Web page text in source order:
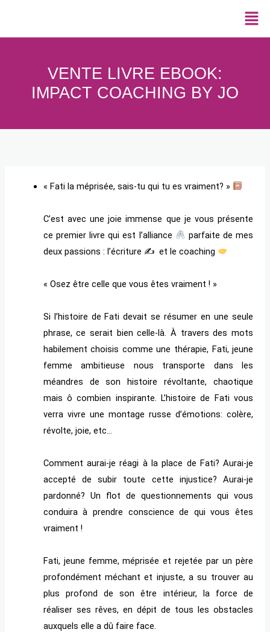
contenu
VENTE LIVRE EBOOK:
IMPACT COACHING BY JO
« Fati la méprisée, sais-tu qui tu es vraiment? »
C’est avec une joie immense que je vous présente
ce premier livre qui est l’alliance
parfaite de mes
deux passions : l’écriture ✍ et le coaching
« Osez être celle que vous êtes vraiment ! »
Si l’histoire de Fati devait se résumer en une seule
phrase, ce serait bien celle-là. À travers des mots
habilement choisis comme une thérapie, Fati, jeune
femme ambitieuse nous transporte dans les
méandres de son histoire révoltante, chaotique
mais ô combien inspirante. L’histoire de Fati vous
verra vivre une montage russe d’émotions: colère,
révolte, joie, etc…
Comment aurai-je réagi à la place de Fati? Aurai-je
accepté de subir toute cette injustice? Aurai-je
pardonné? Un flot de questionnements qui vous
conduira à prendre conscience de qui vous êtes
vraiment !
Fati, jeune femme, méprisée et rejetée par un père
profondément méchant et injuste, a su trouver au
plus profond de son être intérieur, la force de
réaliser ses rêves, en dépit de tous les obstacles
auxquels elle a dû faire face.
articles